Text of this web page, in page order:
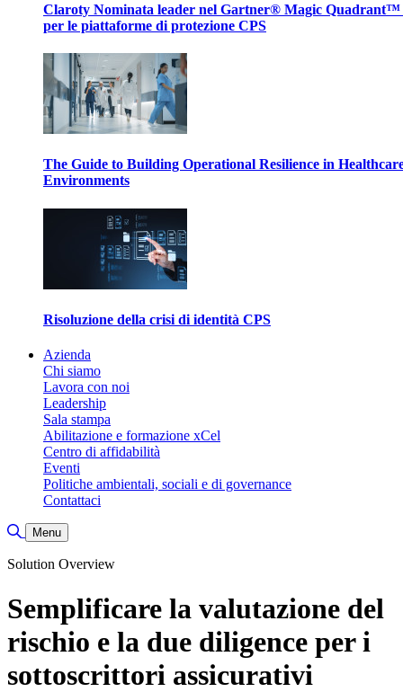
Claroty Nominata leader nel Gartner® Magic Quadrant™
per le piattaforme di protezione CPS
The Guide to Building Operational Resilience in
Environments
Risoluzione della crisi di identità CPS
Azienda
Chi siamo
Lavora con noi
Leadership
Sala stampa
Abilitazione e formazione xCel
Centro di affidabilità
Eventi
Politiche ambientali, sociali e di governance
Contattaci
Attiva/disattiva ricerca
Menu
Solution Overview
Semplificare la valutazione del
rischio e la due diligence per i
sottoscrittori assicurativi